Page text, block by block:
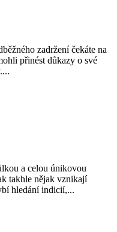
zadržení čekáte na
přinést důkazy o své
a celou únikovou
takhle nějak vznikají
hledání indicií,...